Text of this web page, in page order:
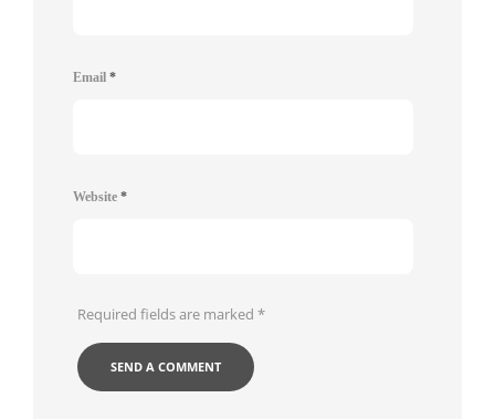
Email *
Website *
Required fields are marked *